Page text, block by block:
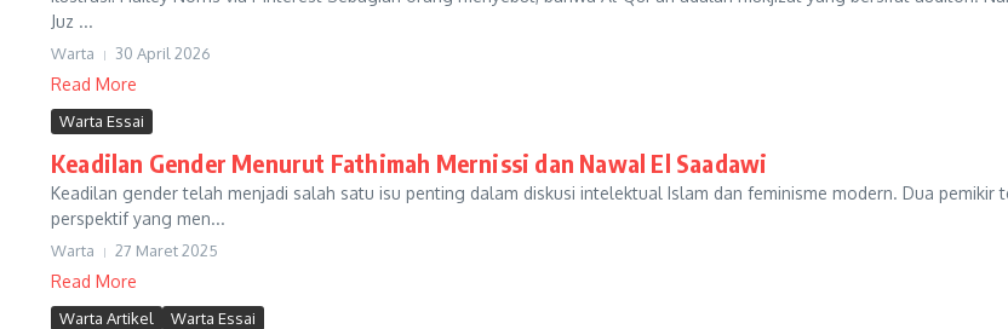
Juz ...
Warta 30 April 2026
Read More
Warta Essai
Keadilan Gender Menurut Fathimah Mernissi dan Nawal El Saadawi
Keadilan gender telah menjadi salah satu isu penting dalam diskusi intelektual Islam dan feminisme modern. Dua pemikir
perspektif yang men...
Warta 27 Maret 2025
Read More
Warta Artikel Warta Essai